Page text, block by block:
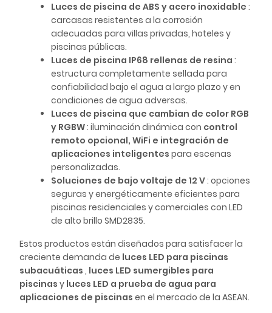
Luces de piscina de ABS y acero inoxidable :
carcasas resistentes a la corrosión
adecuadas para villas privadas, hoteles y
piscinas públicas.
Luces de piscina IP68 rellenas de resina :
estructura completamente sellada para
confiabilidad bajo el agua a largo plazo y en
condiciones de agua adversas.
Luces de piscina que cambian de color RGB
y RGBW: iluminación dinámica con control
remoto opcional, WiFi e integración de
aplicaciones inteligentes para escenas
personalizadas.
Soluciones de bajo voltaje de 12 V: opciones
seguras y energéticamente eficientes para
piscinas residenciales y comerciales con LED
de alto brillo SMD2835.
Estos productos están diseñados para satisfacer la
creciente demanda de luces LED para piscinas
subacuáticas , luces LED sumergibles para
piscinas y luces LED a prueba de agua para
aplicaciones de piscinas en el mercado de la ASEAN.